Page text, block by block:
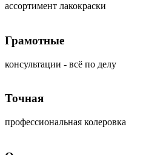
ассортимент лакокраски
Грамотные
консультации - всё по делу
Точная
профессиональная колеровка